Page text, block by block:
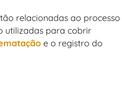
relacionadas ao processo
utilizadas para cobrir
e o registro do